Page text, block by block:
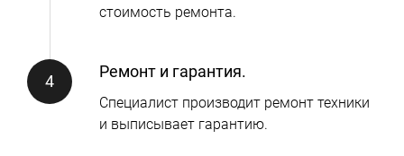
стоимость ремонта.
Ремонт и гарантия.
Специалист производит ремонт техники
и выписывает гарантию.